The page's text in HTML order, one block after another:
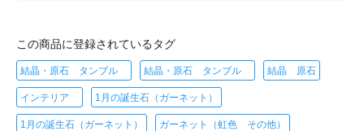
この商品に登録されているタグ
結晶・原石 タンブル 結晶・原石 タンブル 結晶 原石
インテリア 1月の誕生石（ガーネット）
1月の誕生石（ガーネット） ガーネット（虹色 その他）